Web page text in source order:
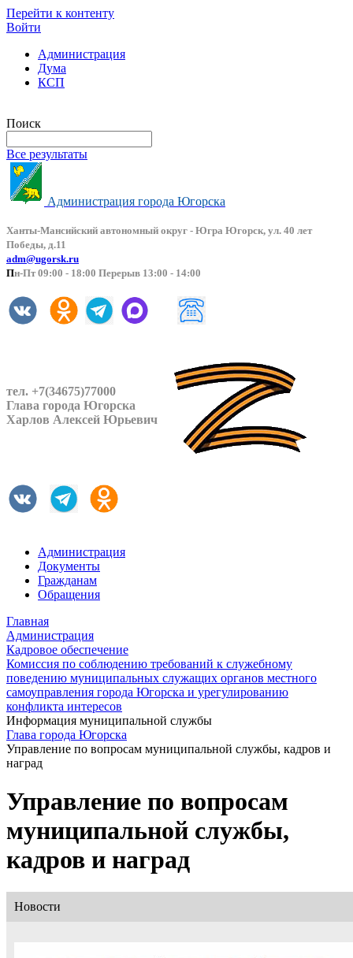
Перейти к контенту
Войти
Администрация
Дума
КСП
Поиск
Все результаты
Администрация города Югорска
Ханты-Мансийский автономный округ - Югра Югорск, ул. 40 лет
Победы, д.11
adm@ugorsk.ru
Пн-Пт 09:00 - 18:00 Перерыв 13:00 - 14:00
тел. +7(34675)77000
Глава города Югорска
Харлов Алексей Юрьевич
Администрация
Документы
Гражданам
Обращения
Главная
Администрация
Кадровое обеспечение
Комиссия по соблюдению требований к служебному
поведению муниципальных служащих органов местного
самоуправления города Югорска и урегулированию
конфликта интересов
Информация муниципальной службы
Глава города Югорска
Управление по вопросам муниципальной службы, кадров и
наград
Управление по вопросам
муниципальной службы,
кадров и наград
Новости